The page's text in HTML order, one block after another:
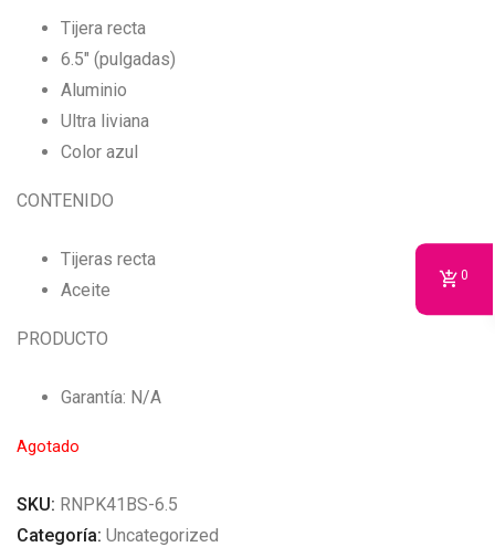
Tijera recta
6.5″ (pulgadas)
Aluminio
Ultra liviana
Color azul
CONTENIDO
Tijeras recta
Aceite
PRODUCTO
Garantía: N/A
Agotado
SKU: RNPK41BS-6.5
Categoría: Uncategorized
0